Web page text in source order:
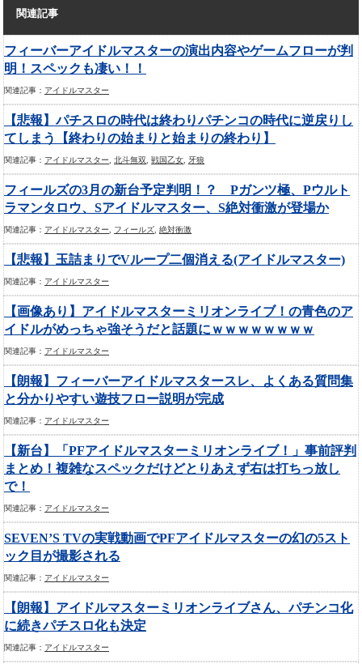
関連記事
フィーバーアイドルマスターの演出内容やゲームフローが判
明！スペックも凄い！！
関連記事： アイドルマスター
【悲報】パチスロの時代は終わりパチンコの時代に逆戻りし
てしまう【終わりの始まりと始まりの終わり】
関連記事： アイドルマスター, 北斗無双, 戦国乙女, 牙狼
フィールズの3月の新台予定判明！？ Pガンツ極、Pウルト
ラマンタロウ、Sアイドルマスター、S絶対衝激が登場か
関連記事： アイドルマスター, フィールズ, 絶対衝激
【悲報】玉詰まりでVループ二個消える(アイドルマスター)
関連記事： アイドルマスター
【画像あり】アイドルマスターミリオンライブ！の青色のア
イドルがめっちゃ強そうだと話題にｗｗｗｗｗｗｗｗ
関連記事： アイドルマスター
【朗報】フィーバーアイドルマスタースレ、よくある質問集
と分かりやすい遊技フロー説明が完成
関連記事： アイドルマスター
【新台】「PFアイドルマスターミリオンライブ！」事前評判
まとめ！複雑なスペックだけどとりあえず右は打ちっ放し
で！
関連記事： アイドルマスター
SEVEN’S TVの実戦動画でPFアイドルマスターの幻の5スト
ック目が撮影される
関連記事： アイドルマスター
【朗報】アイドルマスターミリオンライブさん、パチンコ化
に続きパチスロ化も決定
関連記事： アイドルマスター